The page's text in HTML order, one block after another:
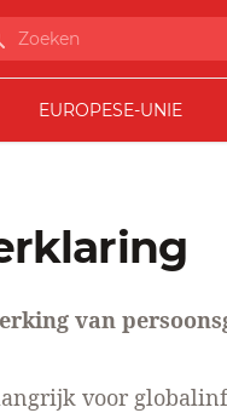
EUROPESE-UNIE
van
voor